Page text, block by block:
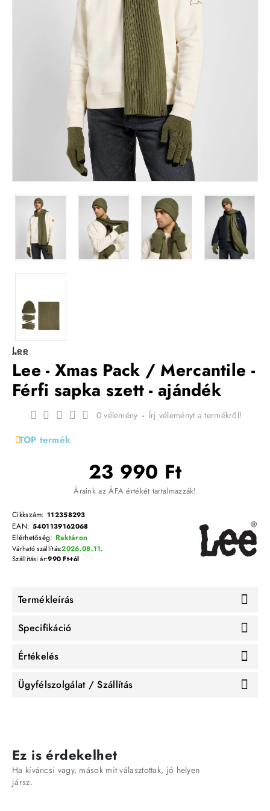
Lee
Lee - Xmas Pack / Mercantile -
Férfi sapka szett - ajándék
TOP termék
0 vélemény - Írj véleményt a termékről!
23 990 Ft
Áraink az ÁFA értékét tartalmazzák!
Cikkszám: 112358293
EAN: 5401139162068
Elérhetőség: Raktáron
Várható szállítás:2026.08.11.
Szállítási ár:990 Ft-tól
Termékleírás
Specifikáció
Értékelés
Ügyfélszolgálat / Szállítás
Ez is érdekelhet
Ha kíváncsi vagy, mások mit választottak, jó helyen
jársz.